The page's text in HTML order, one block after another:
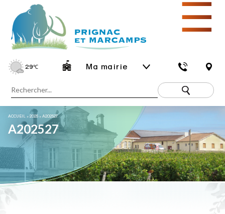
29℃ Ma mairie
☰
ACCUEIL »2025 »A202527
A202527